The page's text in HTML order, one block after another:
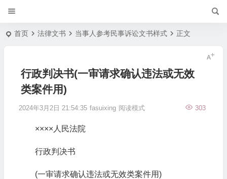
首页 法律文书 当事人参考民事诉讼文书样式 正文
行政判决书(一审请求确认违法或无效
类案件用)
2024年3月2日 21:54:35 fasuixing 303
阅读模式
××××人民法院
行政判决书
(一审请求确认违法或无效类案件用)